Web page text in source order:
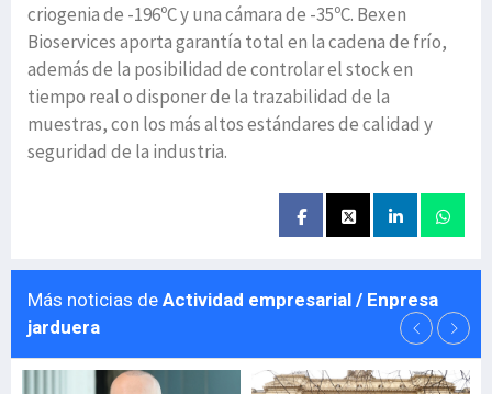
criogenia de -196ºC y una cámara de -35ºC. Bexen
Bioservices aporta garantía total en la cadena de frío,
además de la posibilidad de controlar el stock en
tiempo real o disponer de la trazabilidad de la
muestras, con los más altos estándares de calidad y
seguridad de la industria.
Más noticias de Actividad empresarial / Enpresa
jarduera